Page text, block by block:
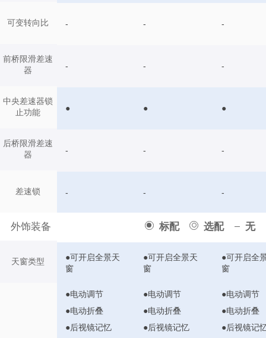
可变转向比
前桥限滑差速
器
中央差速器锁
止功能
后桥限滑差速
器
差速锁
外饰装备 标配 选配 无
天窗类型
- - -
- - -
● ● ●
- - -
- - -
●可开启全景天
窗
●可开启全景天
窗
●可开启全
窗
●电动调节
●电动折叠
●后视镜记忆
●电动调节
●电动折叠
●后视镜记忆
●电动调节
●电动折叠
●后视镜记